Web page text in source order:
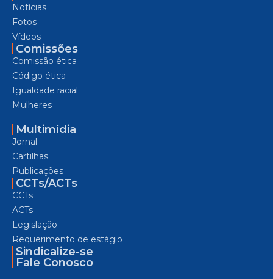
Notícias
Fotos
Vídeos
Comissões
Comissão ética
Código ética
Igualdade racial
Mulheres
Multimídia
Jornal
Cartilhas
Publicações
CCTs/ACTs
CCTs
ACTs
Legislação
Requerimento de estágio
Sindicalize-se
Fale Conosco